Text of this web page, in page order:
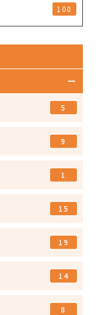
100
5
9
1
15
19
14
8